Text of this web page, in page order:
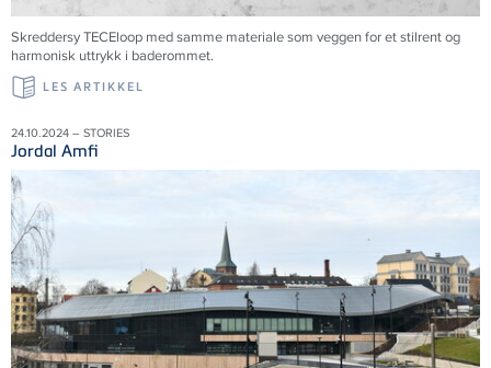
Skreddersy TECEloop med samme materiale som veggen for et stilrent og
harmonisk uttrykk i baderommet.
LES ARTIKKEL
24.10.2024 – STORIES
Jordal Amfi